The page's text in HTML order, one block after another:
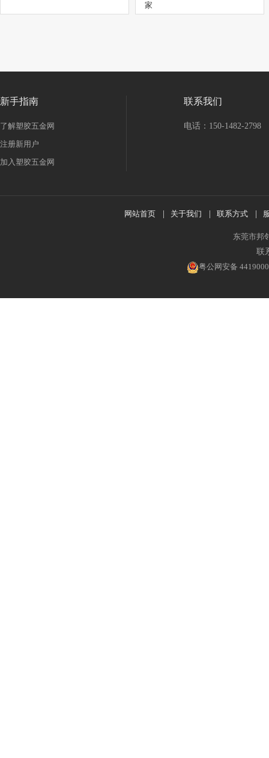
家
新手指南
了解塑胶五金网
注册新用户
加入塑胶五金网
联系我们
电话：150-1482-2798
网站首页 关于我们 联系方式
东莞市邦
联
粤公网安备